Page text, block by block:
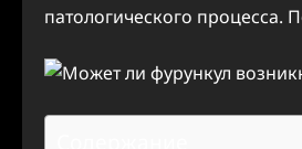
патологического процесса.